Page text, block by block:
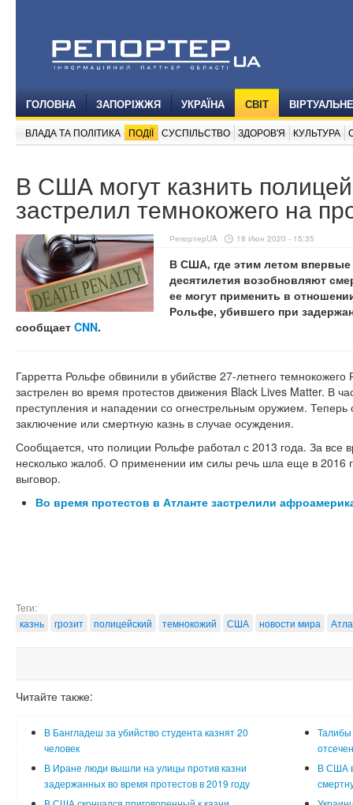
ГОЛОВНА ЗАПОРІЖЖЯ УКРАЇНА СВІТ
ВЛАДА ТА ПОЛІТИКА ПОДІЇ СУСПІЛЬСТВО ЗДОРОВ'Я КУЛЬТУРА
В США могут казнить
застрелил темнокожего на
РепортерUA 18 Июн 2020 - 15:35
В США, где этим летом впервые
десятилетия возобновляют
ее могут применить в
Рольфе, убившего при
сообщает CNN.
Гарретта Рольфе обвинили в убийстве 27-летнего
застрелен во время протестов движения Black Lives Matter. В
преступления и нападении со огнестрельным оружием.
заключение или смертную казнь в случае осуждения.
Сообщается, что полиции Рольфе работал с 2013 года. За все
несколько жалоб. О применении им силы речь шла еще в 2016
выговор.
Во время протестов в Атланте застрелили
Теги:
казнь
грозит полицейский темнокожий США новости мира
Читайте также:
В Бангладеш за убийство студента казнят 20
человек
Талибы
В Иране люди вышли на улицы против казни
задержанных во время протестов в 2019 году
В США